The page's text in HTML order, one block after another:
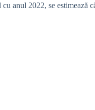
anul 2022, se estimează